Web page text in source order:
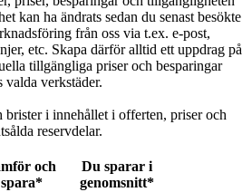
kan ha ändrats sedan du senast besökte
från oss via t.ex. e-post,
etc. Skapa därför alltid ett uppdrag på
tillgängliga priser och besparingar
verkstäder.
brister i innehållet i offerten, priser och
reservdelar.
och
spara*
Du sparar i
genomsnitt*